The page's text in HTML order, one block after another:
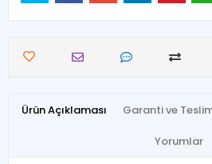
Ürün Açıklaması Garanti ve
Yorumlar